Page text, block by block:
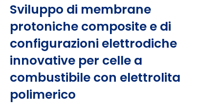
Sviluppo di membrane
protoniche composite e di
configurazioni elettrodiche
innovative per celle a
combustibile con elettrolita
polimerico